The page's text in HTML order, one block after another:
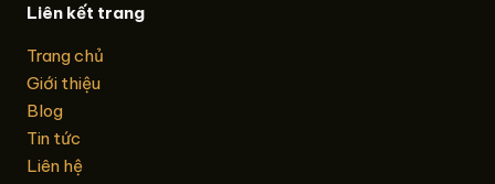
Liên kết trang
Trang chủ
Giới thiệu
Blog
Tin tức
Liên hệ